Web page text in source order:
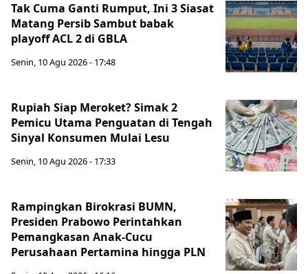
Tak Cuma Ganti Rumput, Ini 3 Siasat
Matang Persib Sambut babak
playoff ACL 2 di GBLA
Senin, 10 Agu 2026 - 17:48
Rupiah Siap Meroket? Simak 2
Pemicu Utama Penguatan di Tengah
Sinyal Konsumen Mulai Lesu
Senin, 10 Agu 2026 - 17:33
Rampingkan Birokrasi BUMN,
Presiden Prabowo Perintahkan
Pemangkasan Anak-Cucu
Perusahaan Pertamina hingga PLN